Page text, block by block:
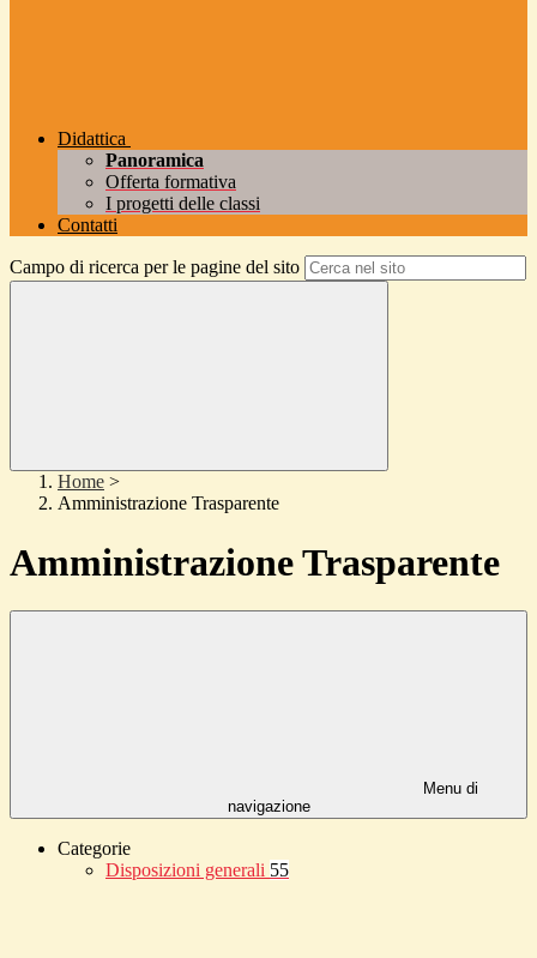
Didattica
Panoramica
Offerta formativa
I progetti delle classi
Contatti
Campo di ricerca per le pagine del sito
Home >
Amministrazione Trasparente
Amministrazione Trasparente
Menu di
navigazione
Categorie
Disposizioni generali 55